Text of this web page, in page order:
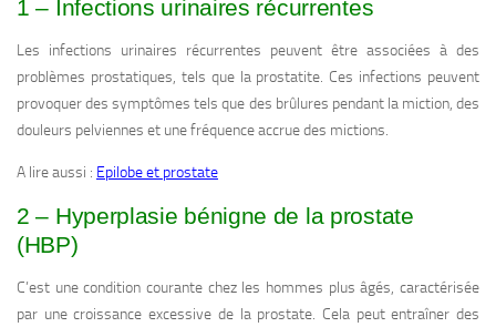
1 – Infections urinaires récurrentes
Les infections urinaires récurrentes peuvent être associées à des
problèmes prostatiques, tels que la prostatite. Ces infections peuvent
provoquer des symptômes tels que des brûlures pendant la miction, des
douleurs pelviennes et une fréquence accrue des mictions.
A lire aussi : Epilobe et prostate
2 – Hyperplasie bénigne de la prostate
(HBP)
C’est une condition courante chez les hommes plus âgés, caractérisée
par une croissance excessive de la prostate. Cela peut entraîner des